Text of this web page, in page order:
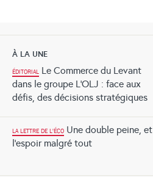
À LA UNE
ÉDITORIAL Le Commerce du Levant
dans le groupe L’OLJ : face aux
défis, des décisions stratégiques
LA LETTRE DE L'ÉCO Une double peine, et
l’espoir malgré tout